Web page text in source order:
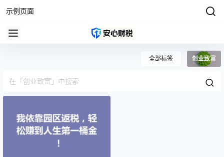
示例页面
全部标签 创业致富